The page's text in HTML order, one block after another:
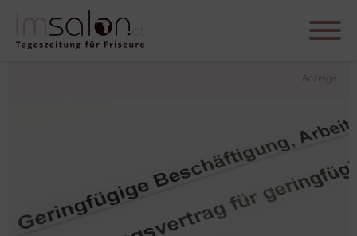
Anzeige